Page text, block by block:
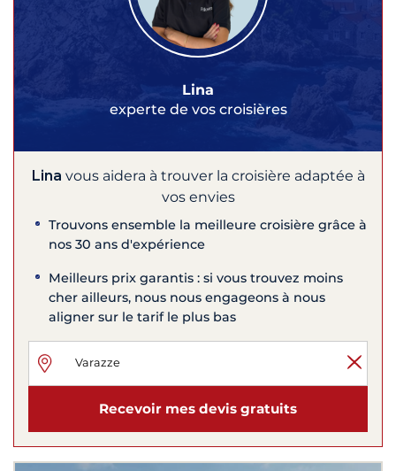
Lina
experte de vos croisières
Lina vous aidera à trouver la croisière adaptée à
vos envies
Trouvons ensemble la meilleure croisière grâce à
nos 30 ans d'expérience
Meilleurs prix garantis : si vous trouvez moins
cher ailleurs, nous nous engageons à nous
aligner sur le tarif le plus bas
Recevoir mes devis gratuits